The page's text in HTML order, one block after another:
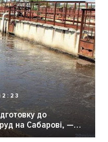
до
на Сабарові, —